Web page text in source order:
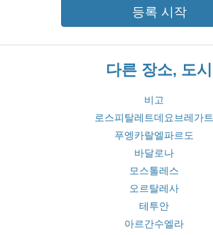
등록 시작
다른 장소, 도시
비고
로스피탈레트데요브레가트
푸엥카랄엘파르도
바달로나
모스톨레스
오르탈레사
테투안
아르간수엘라